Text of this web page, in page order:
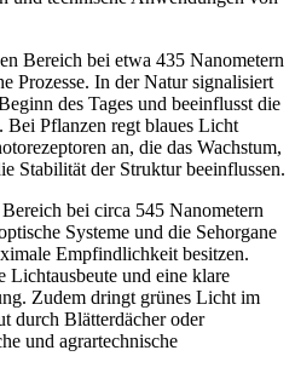
Bereich bei etwa 435 Nanometern
Prozesse. In der Natur signalisiert
des Tages und beeinflusst die
Bei Pflanzen regt blaues Licht
an, die das Wachstum,
Stabilität der Struktur beeinflussen.
bei circa 545 Nanometern
Systeme und die Sehorgane
Empfindlichkeit besitzen.
Lichtausbeute und eine klare
Zudem dringt grünes Licht im
durch Blätterdächer oder
und agrartechnische